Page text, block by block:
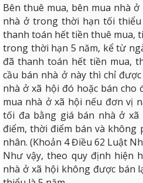
Bên thuê mua, bên mua nhà
nhà ở trong thời hạn tối
thanh toán hết tiền thuê mua,
trong thời hạn 5 năm, kể từ
đã thanh toán hết tiền mua,
cầu bán nhà ở này thì chỉ
nhà ở xã hội đó hoặc bán
mua nhà ở xã hội nếu đơn vị
tối đa bằng giá bán nhà ở
điểm, thời điểm bán và không
nhân. (Khoản 4 Điều 62 Luật
Như vậy, theo quy định hiện
nhà ở xã hội không được bán